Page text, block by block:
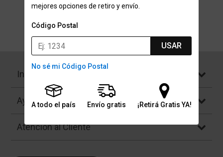
mejores opciones de retiro y envío.
Código Postal
USAR
No sé mi Código Postal
A todo el país Envío gratis ¡Retirá Gratis YA!
Volver a la página de inicio
Institucional
Ayuda
Atención al Cliente